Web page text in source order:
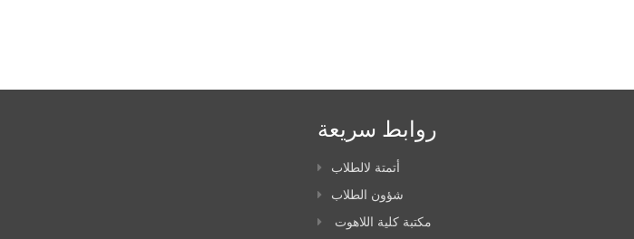
روابط سريعة
أتمتة لالطلاب
شؤون الطلاب
مكتبة كلية اللاهوت